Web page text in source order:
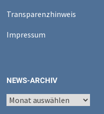
Transparenzhinweis
Impressum
NEWS-ARCHIV
News-
Archiv